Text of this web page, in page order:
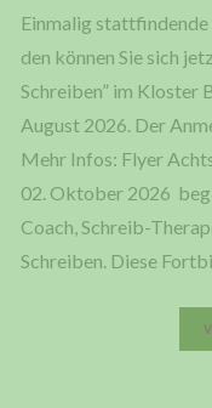
Ein­ma­lig
den kön­nen Sie sich
Schrei­ben” im Klos­ter
August 2026. Der
Mehr Infos: Fly­er
02. Okto­ber 2026
Coach, Schreib-
Schrei­ben. Die­se